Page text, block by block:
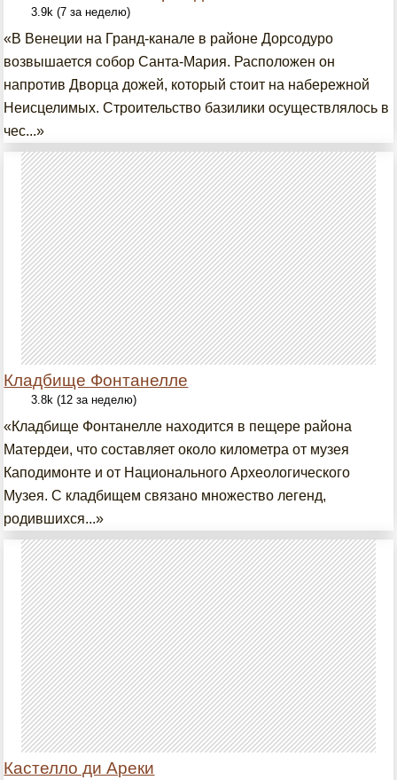
3.9k (7 за неделю)
«В Венеции на Гранд-канале в районе Дорсодуро
возвышается собор Санта-Мария. Расположен он
напротив Дворца дожей, который стоит на набережной
Неисцелимых. Строительство базилики осуществлялось в
чес...»
Кладбище Фонтанелле
3.8k (12 за неделю)
«Кладбище Фонтанелле находится в пещере района
Матердеи, что составляет около километра от музея
Каподимонте и от Национального Археологического
Музея. С кладбищем связано множество легенд,
родившихся...»
Кастелло ди Ареки